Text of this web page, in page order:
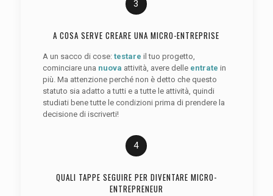
3
A COSA SERVE CREARE UNA MICRO-ENTREPRISE
A un sacco di cose: testare il tuo progetto,
cominciare una nuova attività, avere delle entrate in
più. Ma attenzione perché non è detto che questo
statuto sia adatto a tutti e a tutte le attività, quindi
studiati bene tutte le condizioni prima di prendere la
decisione di iscriverti!
4
QUALI TAPPE SEGUIRE PER DIVENTARE MICRO-
ENTREPRENEUR